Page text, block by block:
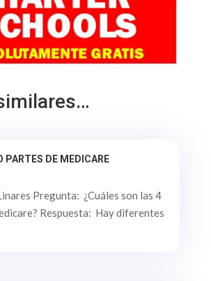
PARTES DE MEDICARE
Pregunta: ¿Cuáles son las 4
Respuesta: Hay diferentes